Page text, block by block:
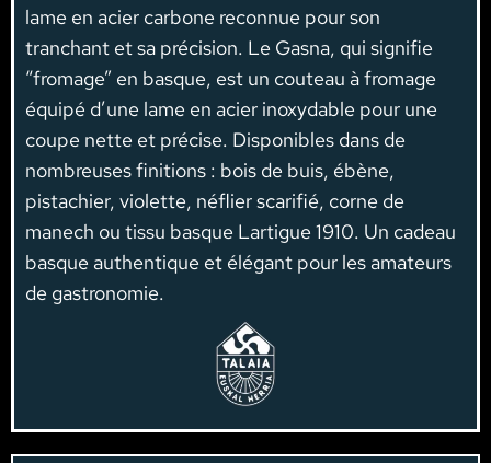
lame en acier carbone reconnue pour son
tranchant et sa précision. Le Gasna, qui signifie
“fromage” en basque, est un couteau à fromage
équipé d’une lame en acier inoxydable pour une
coupe nette et précise. Disponibles dans de
nombreuses finitions : bois de buis, ébène,
pistachier, violette, néflier scarifié, corne de
manech ou tissu basque Lartigue 1910. Un cadeau
basque authentique et élégant pour les amateurs
de gastronomie.